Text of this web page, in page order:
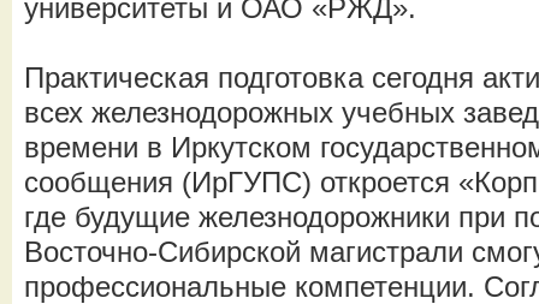
университеты и ОАО «РЖД».
Практическая подготовка сегодня
всех железнодорожных учебных
времени в Иркутском
сообщения (ИрГУПС) откроется
где будущие железнодорожники при
Восточно-Сибирской магистрали
профессиональные компетенции.